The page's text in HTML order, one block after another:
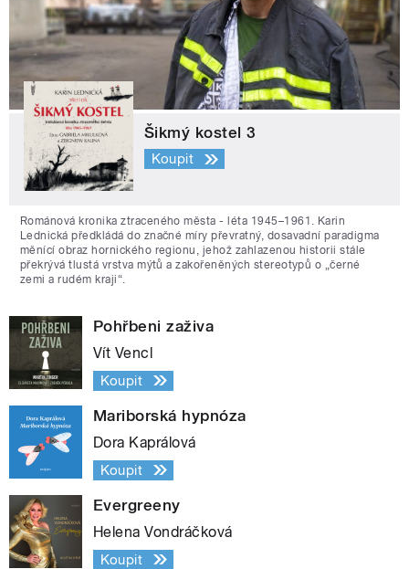
Šikmý kostel 3
Koupit
Románová kronika ztraceného města - léta 1945–1961. Karin
Lednická předkládá do značné míry převratný, dosavadní paradigma
měnící obraz hornického regionu, jehož zahlazenou historii stále
překrývá tlustá vrstva mýtů a zakořeněných stereotypů o „černé
zemi a rudém kraji“.
Pohřbeni zaživa
Vít Vencl
Koupit
Mariborská hypnóza
Dora Kaprálová
Koupit
Evergreeny
Helena Vondráčková
Koupit